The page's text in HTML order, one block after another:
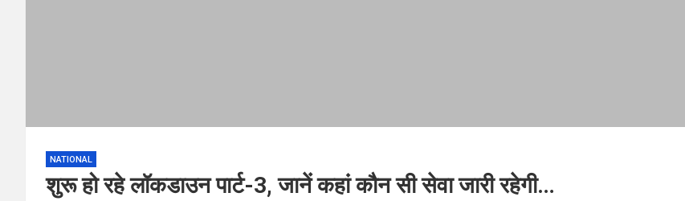
NATIONAL
शुरू हो रहे लॉकडाउन पार्ट-3, जानें कहां कौन सी सेवा जारी रहेगी…